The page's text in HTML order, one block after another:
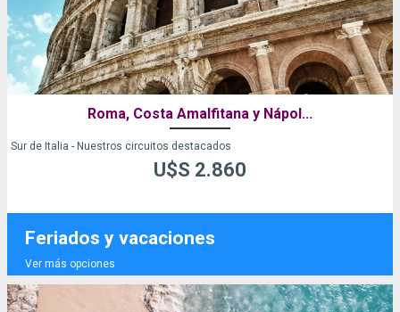
Roma, Costa Amalfitana y Nápol...
Sur de Italia - Nuestros circuitos destacados
U$S 2.860
Feriados y vacaciones
Ver más opciones